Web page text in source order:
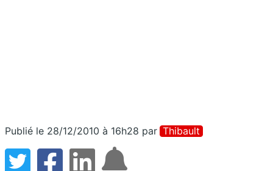
Publié le 28/12/2010 à 16h28 par Thibault